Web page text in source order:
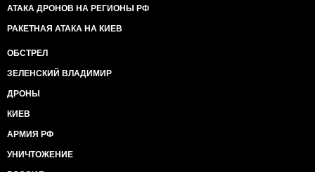
АТАКА ДРОНОВ НА РЕГИОНЫ РФ
РАКЕТНАЯ АТАКА НА КИЕВ
ОБСТРЕЛ
ЗЕЛЕНСКИЙ ВЛАДИМИР
ДРОНЫ
КИЕВ
АРМИЯ РФ
УНИЧТОЖЕНИЕ